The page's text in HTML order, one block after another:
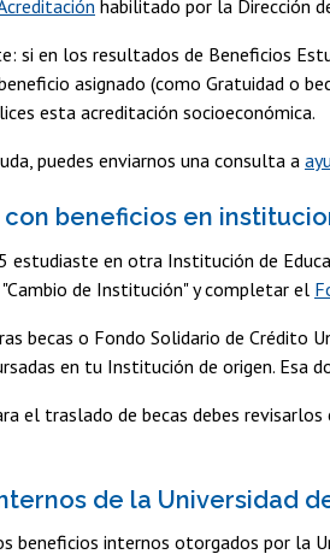
habilitado por la Dirección
si en los resultados de Beneficios
asignado (como Gratuidad o
esta acreditación socioeconómica.
puedes enviarnos una consulta a
con beneficios en
estudiaste en otra Institución de
de Institución" y completar el
becas o Fondo Solidario de Crédito
en tu Institución de origen. Esa
el traslado de becas debes revisarlos
de la Universidad
beneficios internos otorgados por la